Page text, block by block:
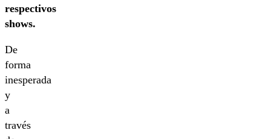
respectivos
shows.
De
forma
inesperada
y
a
través